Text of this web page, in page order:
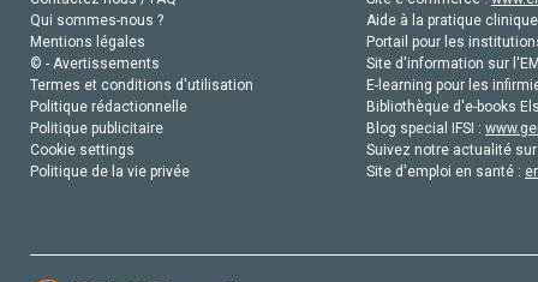
Qui sommes-nous ?
Mentions légales
© - Avertissements
Termes et conditions d'utilisation
Politique rédactionnelle
Politique publicitaire
Cookie settings
Politique de la vie privée
Aide à la pratique
Portail pour les
Site d'information sur
E-learning pour les
Bibliothèque d'e-books
Blog special IFSI :
Suivez notre actualité
Site d'emploi en santé :